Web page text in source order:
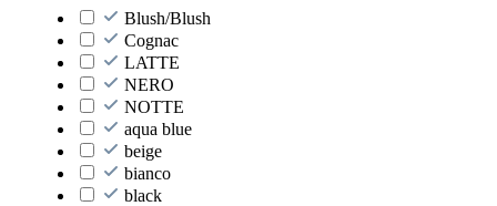
Blush/Blush
Cognac
LATTE
NERO
NOTTE
aqua blue
beige
bianco
black